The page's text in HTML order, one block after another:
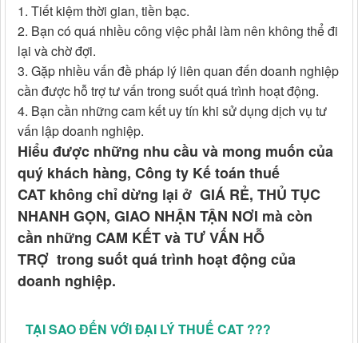
1. Tiết kiệm thời gian, tiền bạc.
2. Bạn có quá nhiều công việc phải làm nên không thể đi
lại và chờ đợi.
3. Gặp nhiều vấn đề pháp lý liên quan đến doanh nghiệp
cần được hỗ trợ tư vấn trong suốt quá trình hoạt động.
4. Bạn cần những cam kết uy tín khi sử dụng dịch vụ tư
vấn lập doanh nghiệp.
Hiểu được những nhu cầu và mong muốn của
quý khách hàng, Công ty Kế toán thuế
CAT không chỉ dừng lại ở GIÁ RẺ, THỦ TỤC
NHANH GỌN, GIAO NHẬN TẬN NƠI mà còn
cần những CAM KẾT và TƯ VẤN HỖ
TRỢ trong suốt quá trình hoạt động của
doanh nghiệp.
TẠI SAO ĐẾN VỚI ĐẠI LÝ THUẾ CAT ???